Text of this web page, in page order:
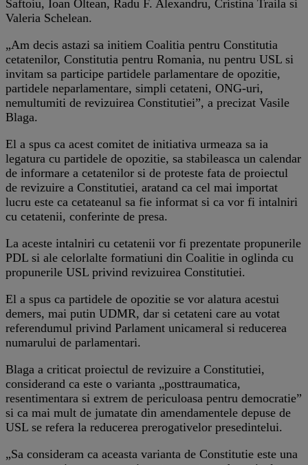
Saftoiu, Ioan Oltean, Radu F. Alexandru, Cristina Traila si
Valeria Schelean.
„Am decis astazi sa initiem Coalitia pentru Constitutia
cetatenilor, Constitutia pentru Romania, nu pentru USL si
invitam sa participe partidele parlamentare de opozitie,
partidele neparlamentare, simpli cetateni, ONG-uri,
nemultumiti de revizuirea Constitutiei”, a precizat Vasile
Blaga.
El a spus ca acest comitet de initiativa urmeaza sa ia
legatura cu partidele de opozitie, sa stabileasca un calendar
de informare a cetatenilor si de proteste fata de proiectul
de revizuire a Constitutiei, aratand ca cel mai importat
lucru este ca cetateanul sa fie informat si ca vor fi intalniri
cu cetatenii, conferinte de presa.
La aceste intalniri cu cetatenii vor fi prezentate propunerile
PDL si ale celorlalte formatiuni din Coalitie in oglinda cu
propunerile USL privind revizuirea Constitutiei.
El a spus ca partidele de opozitie se vor alatura acestui
demers, mai putin UDMR, dar si cetateni care au votat
referendumul privind Parlament unicameral si reducerea
numarului de parlamentari.
Blaga a criticat proiectul de revizuire a Constitutiei,
considerand ca este o varianta „posttraumatica,
resentimentara si extrem de periculoasa pentru democratie”
si ca mai mult de jumatate din amendamentele depuse de
USL se refera la reducerea prerogativelor presedintelui.
„Sa consideram ca aceasta varianta de Constitutie este una